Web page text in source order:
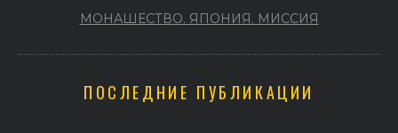
МОНАШЕСТВО. ЯПОНИЯ. МИССИЯ
ПОСЛЕДНИЕ ПУБЛИКАЦИИ